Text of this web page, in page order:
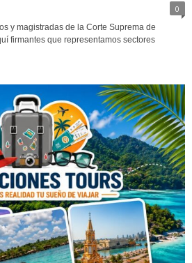
0
y magistradas de la Corte Suprema de
firmantes que representamos sectores